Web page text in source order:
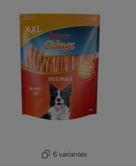
6 variantes